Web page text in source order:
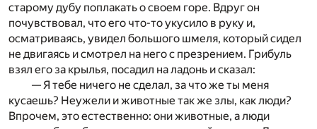
старому дубу поплакать о своем горе. Вдруг он
почувствовал, что его что-то укусило в руку и,
осматриваясь, увидел большого шмеля, который сидел
не двигаясь и смотрел на него с презрением. Грибуль
взял его за крылья, посадил на ладонь и сказал:
— Я тебе ничего не сделал, за что же ты меня
кусаешь? Неужели и животные так же злы, как люди?
Впрочем, это естественно: они животные, а люди